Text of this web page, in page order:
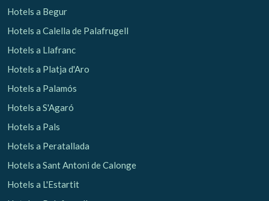
Hotels a Begur
Hotels a Calella de Palafrugell
Hotels a Llafranc
Hotels a Platja d'Aro
Hotels a Palamós
Hotels a S'Agaró
Hotels a Pals
Hotels a Peratallada
Hotels a Sant Antoni de Calonge
Hotels a L'Estartit